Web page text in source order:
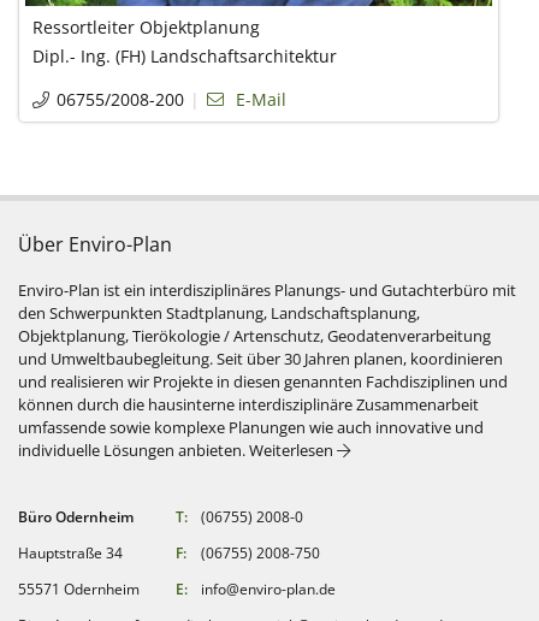
Ressortleiter Objektplanung
Dipl.- Ing. (FH) Landschaftsarchitektur
06755/2008-200
E-Mail
Über Enviro-Plan
Enviro-Plan ist ein interdisziplinäres Planungs- und Gutachterbüro mit
den Schwerpunkten Stadtplanung, Landschaftsplanung,
Objektplanung, Tierökologie / Artenschutz, Geodatenverarbeitung
und Umweltbaubegleitung. Seit über 30 Jahren planen, koordinieren
und realisieren wir Projekte in diesen genannten Fachdisziplinen und
können durch die hausinterne interdisziplinäre Zusammenarbeit
umfassende sowie komplexe Planungen wie auch innovative und
individuelle Lösungen anbieten.Weiterlesen : Über Enviro-Plan
Büro Odernheim
Hauptstraße 34
55571 Odernheim
T:
(06755) 2008-0
F:
(06755) 2008-750
E:
info@enviro-plan.de